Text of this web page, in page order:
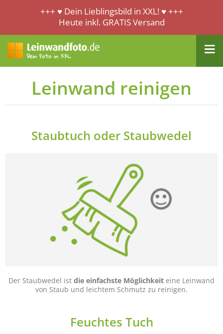
+++ ♥ Dein Lieblingsbild in XXL! ♥ +++
Heute inkl. GRATIS Versand
Leinwand reinigen
Staubtuch oder Staubwedel
Der Staubwedel ist die einfachste Möglichkeit eine Leinwand
von Staub und leichtem Schmutz zu reinigen.
Feuchtes Tuch